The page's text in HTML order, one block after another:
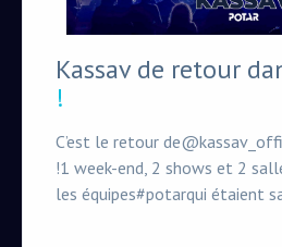
Kassav de retour
!
C’est le retour
!1 week-end, 2 shows et 2
les équipes#potarqui étaient